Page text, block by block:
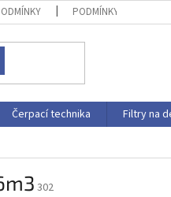
PODMÍNKY OCHRANY
Čerpací technika Filtry na
302